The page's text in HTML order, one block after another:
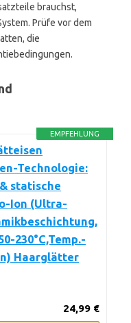
brauchst,
Prüfe vor dem
die
EMPFEHLUNG
Technologie:
statische
Ion (Ultra-
230°C,Temp.-
Haarglätter
24,99 €